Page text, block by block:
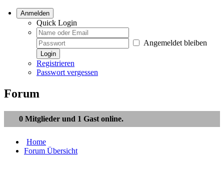
Anmelden
Quick Login
Angemeldet bleiben
Login
Registrieren
Passwort vergessen
Forum
0 Mitglieder und 1 Gast online.
Home
Forum Übersicht